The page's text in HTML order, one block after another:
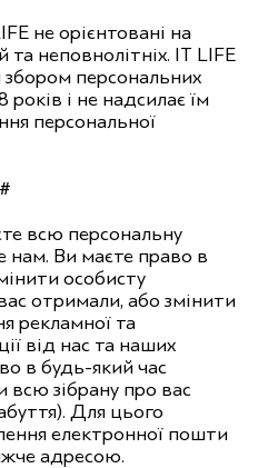
не орієнтовані на
та неповнолітніх. IT LIFE
персональних
років і не надсилає їм
персональної
всю персональну
нам. Ви маєте право в
особисту
отримали, або змінити
рекламної та
від нас та наших
в будь-який час
всю зібрану про вас
Для цього
електронної пошти
адресою.